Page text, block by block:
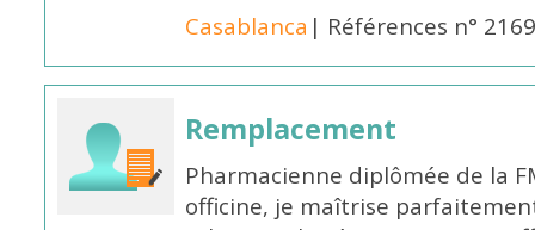
Casablanca | Références n°
Remplacement
Pharmacienne diplômée de la
officine, je maîtrise